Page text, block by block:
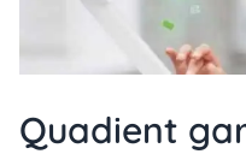
Quadient